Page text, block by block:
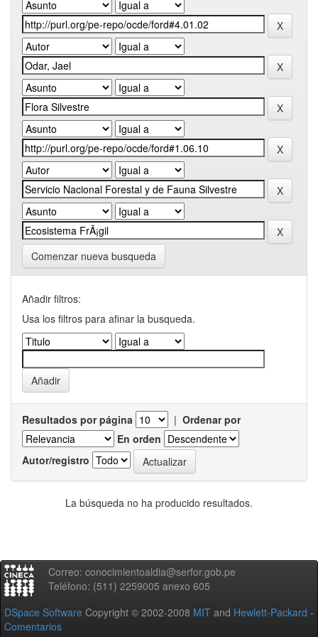
Comenzar nueva busqueda
Añadir filtros:
Usa los filtros para afinar la busqueda.
Resultados por página | Ordenar por
En orden
Autor/registro
La búsqueda no ha producido resultados.
Correo: conocimientoaldia@serfor.gob.pe
Teléfono: (511) 2259005 anexo 605
DSpace Software Copyright © 2002-2008 MIT and Hewlett-Packard -
Comentarios